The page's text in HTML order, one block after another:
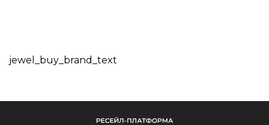
jewel_buy_brand_text